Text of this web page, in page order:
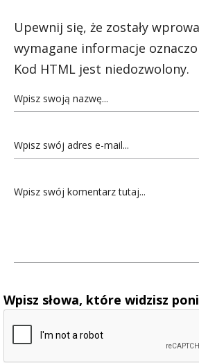
Upewnij się, że zostały
wymagane informacje
Kod HTML jest niedozwolony.
Wpisz słowa, które widzisz